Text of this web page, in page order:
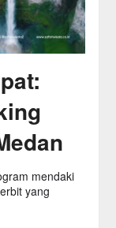
mendaki
yang